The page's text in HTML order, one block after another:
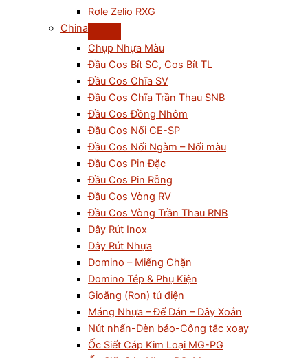
Rơle Zelio RXG
China
Chụp Nhựa Màu
Đầu Cos Bít SC, Cos Bít TL
Đầu Cos Chĩa SV
Đầu Cos Chĩa Trần Thau SNB
Đầu Cos Đồng Nhôm
Đầu Cos Nối CE-SP
Đầu Cos Nối Ngàm – Nối màu
Đầu Cos Pin Đặc
Đầu Cos Pin Rỗng
Đầu Cos Vòng RV
Đầu Cos Vòng Trần Thau RNB
Dây Rút Inox
Dây Rút Nhựa
Domino – Miếng Chặn
Domino Tép & Phụ Kiện
Gioăng (Ron) tủ điện
Máng Nhựa – Đế Dán – Dây Xoắn
Nút nhấn-Đèn báo-Công tắc xoay
Ốc Siết Cáp Kim Loại MG-PG